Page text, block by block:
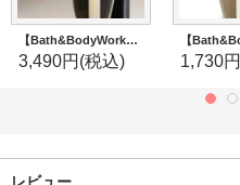
【Bath&BodyWorks】Wallflowers本体：ウィッチーフロッグナイトライト
3,490円(税込) 1,730円